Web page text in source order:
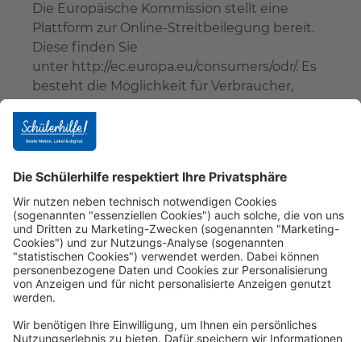
Die Europäische Kommission stellt eine
Plattform zur Online-Streitbeilegung bereit.
Diese finden Sie
unter http://ec.europa.eu/consumers/odr/. Es
besteht die Möglichkeit für Verbraucher,
Streitigkeiten zu nutzen.
Die Schülerhilfe GmbH & Co. KG ist weder
bereit noch verpflichtet, an
Streitbeilegungsverfahren vor einer
Verbraucherschlichtungsstelle teilzunehmen.
XIV. Schlussbestimmungen
Bundesrepublik Deutschland unter